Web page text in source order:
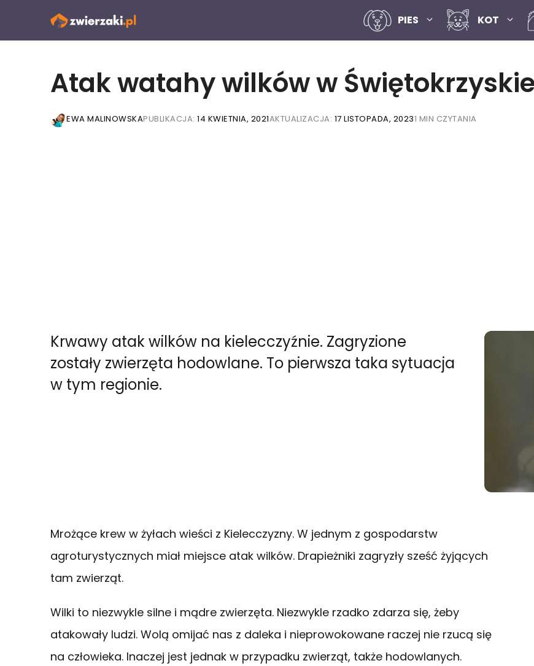
PIES KOT
Atak watahy wilków w
EWA MALINOWSKAPUBLIKACJA: 14 KWIETNIA, 2021AKTUALIZACJA: 17 LISTOPADA, 20231 MIN CZYTANIA
Krwawy atak wilków na kielecczyźnie. Zagryzione
zostały zwierzęta hodowlane. To pierwsza taka sytuacja
w tym regionie.
Mrożące krew w żyłach wieści z Kielecczyzny. W jednym z gospodarstw
agroturystycznych miał miejsce atak wilków. Drapieżniki zagryzły sześć żyjących
tam zwierząt.
Wilki to niezwykle silne i mądre zwierzęta. Niezwykle rzadko zdarza się, żeby
atakowały ludzi. Wolą omijać nas z daleka i nieprowokowane raczej nie rzucą się
na człowieka. Inaczej jest jednak w przypadku zwierząt, także hodowlanych.